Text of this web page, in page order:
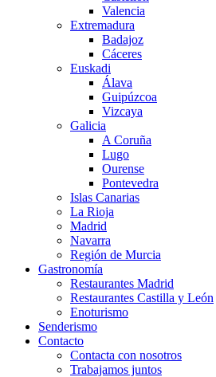
Valencia
Extremadura
Badajoz
Cáceres
Euskadi
Álava
Guipúzcoa
Vizcaya
Galicia
A Coruña
Lugo
Ourense
Pontevedra
Islas Canarias
La Rioja
Madrid
Navarra
Región de Murcia
Gastronomía
Restaurantes Madrid
Restaurantes Castilla y León
Enoturismo
Senderismo
Contacto
Contacta con nosotros
Trabajamos juntos